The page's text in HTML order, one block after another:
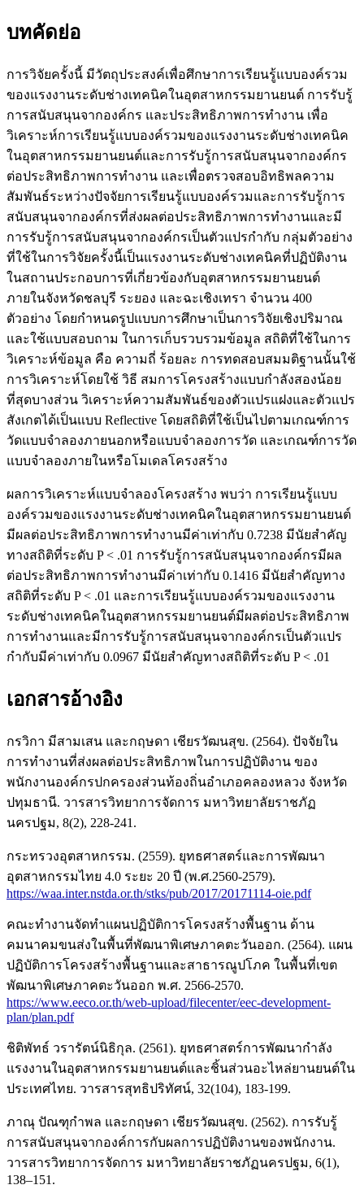
บทคัดย่อ
การวิจัยครั้งนี้ มีวัตถุประสงค์เพื่อศึกษาการเรียนรู้แบบองค์รวม
ของแรงงานระดับช่างเทคนิคในอุตสาหกรรมยานยนต์ การรับรู้
การสนับสนุนจากองค์กร และประสิทธิภาพการทำงาน เพื่อ
วิเคราะห์การเรียนรู้แบบองค์รวมของแรงงานระดับช่างเทคนิค
ในอุตสาหกรรมยานยนต์และการรับรู้การสนับสนุนจากองค์กร
ต่อประสิทธิภาพการทำงาน และเพื่อตรวจสอบอิทธิพลความ
สัมพันธ์ระหว่างปัจจัยการเรียนรู้แบบองค์รวมและการรับรู้การ
สนับสนุนจากองค์กรที่ส่งผลต่อประสิทธิภาพการทำงานและมี
การรับรู้การสนับสนุนจากองค์กรเป็นตัวแปรกำกับ กลุ่มตัวอย่าง
ที่ใช้ในการวิจัยครั้งนี้เป็นแรงงานระดับช่างเทคนิคที่ปฏิบัติงาน
ในสถานประกอบการที่เกี่ยวข้องกับอุตสาหกรรมยานยนต์
ภายในจังหวัดชลบุรี ระยอง และฉะเชิงเทรา จำนวน 400
ตัวอย่าง โดยกำหนดรูปแบบการศึกษาเป็นการวิจัยเชิงปริมาณ
และใช้แบบสอบถาม ในการเก็บรวบรวมข้อมูล สถิติที่ใช้ในการ
วิเคราะห์ข้อมูล คือ ความถี่ ร้อยละ การทดสอบสมมติฐานนั้นใช้
การวิเคราะห์โดยใช้ วิธี สมการโครงสร้างแบบกำลังสองน้อย
ที่สุดบางส่วน วิเคราะห์ความสัมพันธ์ของตัวแปรแฝงและตัวแปร
สังเกตได้เป็นแบบ Reflective โดยสถิติที่ใช้เป็นไปตามเกณฑ์การ
วัดแบบจำลองภายนอกหรือแบบจำลองการวัด และเกณฑ์การวัด
แบบจำลองภายในหรือโมเดลโครงสร้าง
ผลการวิเคราะห์แบบจำลองโครงสร้าง พบว่า การเรียนรู้แบบ
องค์รวมของแรงงานระดับช่างเทคนิคในอุตสาหกรรมยานยนต์
มีผลต่อประสิทธิภาพการทำงานมีค่าเท่ากับ 0.7238 มีนัยสำคัญ
ทางสถิติที่ระดับ P < .01 การรับรู้การสนับสนุนจากองค์กรมีผล
ต่อประสิทธิภาพการทำงานมีค่าเท่ากับ 0.1416 มีนัยสำคัญทาง
สถิติที่ระดับ P < .01 และการเรียนรู้แบบองค์รวมของแรงงาน
ระดับช่างเทคนิคในอุตสาหกรรมยานยนต์มีผลต่อประสิทธิภาพ
การทำงานและมีการรับรู้การสนับสนุนจากองค์กรเป็นตัวแปร
กำกับมีค่าเท่ากับ 0.0967 มีนัยสำคัญทางสถิติที่ระดับ P < .01
เอกสารอ้างอิง
กรวิกา มีสามเสน และกฤษดา เชียรวัฒนสุข. (2564). ปัจจัยใน
การทำงานที่ส่งผลต่อประสิทธิภาพในการปฏิบัติงาน ของ
พนักงานองค์กรปกครองส่วนท้องถิ่นอำเภอคลองหลวง จังหวัด
ปทุมธานี. วารสารวิทยาการจัดการ มหาวิทยาลัยราชภัฏ
นครปฐม, 8(2), 228-241.
กระทรวงอุตสาหกรรม. (2559). ยุทธศาสตร์และการพัฒนา
อุตสาหกรรมไทย 4.0 ระยะ 20 ปี (พ.ศ.2560-2579).
https://waa.inter.nstda.or.th/stks/pub/2017/20171114-oie.pdf
คณะทำงานจัดทำแผนปฏิบัติการโครงสร้างพื้นฐาน ด้าน
คมนาคมขนส่งในพื้นที่พัฒนาพิเศษภาคตะวันออก. (2564). แผน
ปฏิบัติการโครงสร้างพื้นฐานและสาธารณูปโภค ในพื้นที่เขต
พัฒนาพิเศษภาคตะวันออก พ.ศ. 2566-2570.
https://www.eeco.or.th/web-upload/filecenter/eec-development-
plan/plan.pdf
ชิติพัทธ์ วรารัตน์นิธิกุล. (2561). ยุทธศาสตร์การพัฒนากำลัง
แรงงานในอุตสาหกรรมยานยนต์และชิ้นส่วนอะไหล่ยานยนต์ใน
ประเทศไทย. วารสารสุทธิปริทัศน์, 32(104), 183-199.
ภาณุ ปัณฑุกำพล และกฤษดา เชียรวัฒนสุข. (2562). การรับรู้
การสนับสนุนจากองค์การกับผลการปฏิบัติงานของพนักงาน.
วารสารวิทยาการจัดการ มหาวิทยาลัยราชภัฏนครปฐม, 6(1),
138–151.